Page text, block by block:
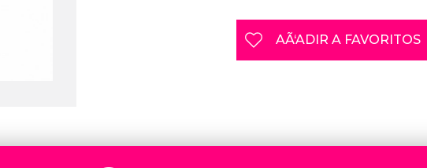
AÃ‘ADIR A FAVORITOS